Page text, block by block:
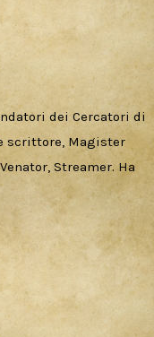
dei Cercatori di
scrittore, Magister
Streamer. Ha